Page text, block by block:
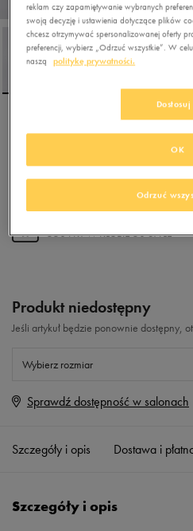
REEBOK SMASH EDGE
5.0(22)
+ 550 PKT WKLUBIE 50 STYLE
Produkt niedostępny
Jeśli artykuł będzie ponownie dostępny,
Wybierz rozmiar
Rozmiary EU
Sprawdź dostępność w salonach
Szczegóły i opis Dostawa i
Szczegóły i opis
reklam czy zapamiętywanie wybranych
swoją decyzję i ustawienia dotyczące plików
chcesz otrzymywać spersonalizowanej oferty
preferencji, wybierz „Odrzuć wszystkie”. W
naszą
politykę prywatności.
Dostosuj
Odrzuć
OK